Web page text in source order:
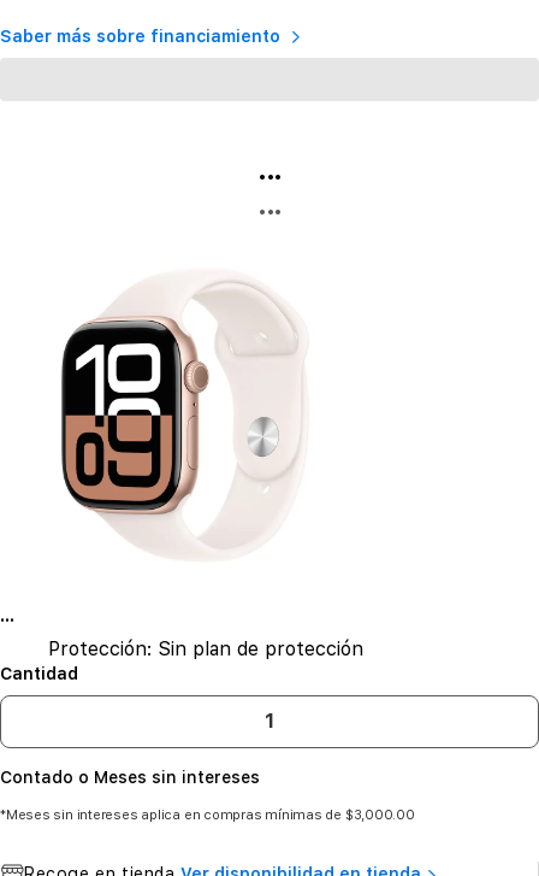
Saber más sobre financiamiento
...
...
...
Protección: Sin plan de protección
Cantidad
Contado o Meses sin intereses
*Meses sin intereses aplica en compras mínimas de $3,000.00